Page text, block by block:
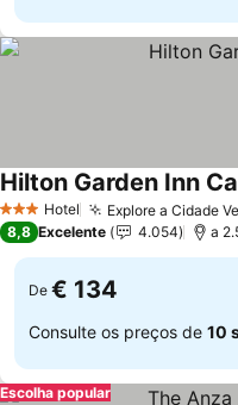
3 EstrelasHotel Explore a Cidade
Hilton Garden Inn
8,8 Excelente 4.054 a
De € 134
Consulte os preços de 10
Escolha popular